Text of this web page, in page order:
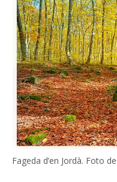
Fageda d’en Jordà. Foto